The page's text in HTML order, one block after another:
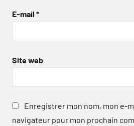
E-mail *
Site web
Enregistrer mon nom, mon e-
navigateur pour mon prochain